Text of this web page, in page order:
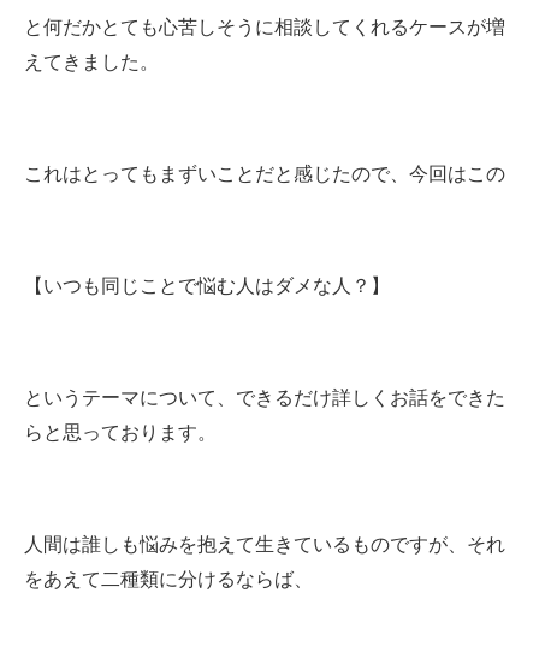
と何だかとても心苦しそうに相談してくれるケースが増
えてきました。
これはとってもまずいことだと感じたので、今回はこの
【いつも同じことで悩む人はダメな人？】
というテーマについて、できるだけ詳しくお話をできた
らと思っております。
人間は誰しも悩みを抱えて生きているものですが、それ
をあえて二種類に分けるならば、